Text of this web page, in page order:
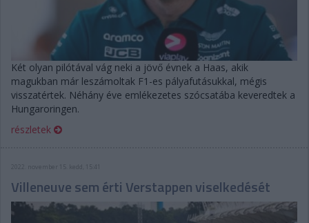
Két olyan pilótával vág neki a jövő évnek a Haas, akik
magukban már leszámoltak F1-es pályafutásukkal, mégis
visszatértek. Néhány éve emlékezetes szócsatába keveredtek a
Hungaroringen.
részletek
2022. november 15. kedd, 15:41
Villeneuve sem érti Verstappen viselkedését